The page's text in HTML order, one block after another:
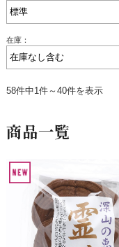
在庫：
58件中1件～40件を表示
商品一覧